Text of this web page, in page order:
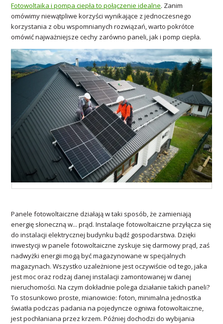
Fotowoltaika i pompa ciepła to połączenie idealne. Zanim
omówimy niewątpliwe korzyści wynikające z jednoczesnego
korzystania z obu wspomnianych rozwiązań, warto pokrótce
omówić najważniejsze cechy zarówno paneli, jak i pomp ciepła.
Panele fotowoltaiczne działają w taki sposób, że zamieniają
energię słoneczną w... prąd. Instalacje fotowoltaiczne przyłącza się
do instalacji elektrycznej budynku bądź gospodarstwa. Dzięki
inwestycji w panele fotowoltaiczne zyskuje się darmowy prąd, zaś
nadwyżki energii mogą być magazynowane w specjalnych
magazynach. Wszystko uzależnione jest oczywiście od tego, jaka
jest moc oraz rodzaj danej instalacji zamontowanej w danej
nieruchomości. Na czym dokładnie polega działanie takich paneli?
To stosunkowo proste, mianowicie: foton, minimalna jednostka
światła podczas padania na pojedyncze ogniwa fotowoltaiczne,
jest pochłaniana przez krzem. Później dochodzi do wybijania